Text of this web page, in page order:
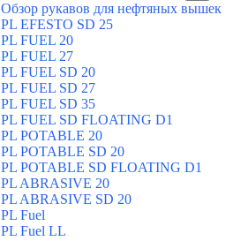
Обзор рукавов для нефтяных вышек
PL EFESTO SD 25
PL FUEL 20
PL FUEL 27
PL FUEL SD 20
PL FUEL SD 27
PL FUEL SD 35
PL FUEL SD FLOATING D1
PL POTABLE 20
PL POTABLE SD 20
PL POTABLE SD FLOATING D1
PL ABRASIVE 20
PL ABRASIVE SD 20
PL Fuel
PL Fuel LL